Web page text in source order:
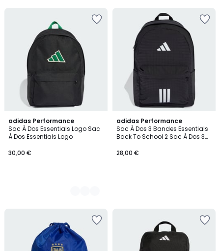
adidas Performance
Sac À Dos Essentials Logo Sac
À Dos Essentials Logo
30,00 €
2
Couleurs
adidas Performance
Sac À Dos 3 Bandes Essentials
Back To School 2 Sac À Dos 3
School 2
28,00 €